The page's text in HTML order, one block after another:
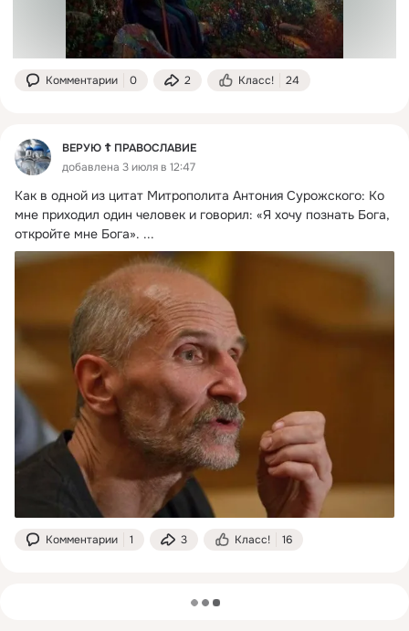
Комментарии 0 2 Класс! 24
ВЕРУЮ ☦️ ПРАВОСЛАВИЕ
добавлена 3 июля в 12:47
Как в одной из цитат Митрополита Антония Сурожского: Ко
мне приходил один человек и говорил: «Я хочу познать Бога,
откройте мне Бога». ...
Комментарии 1 3 Класс! 16